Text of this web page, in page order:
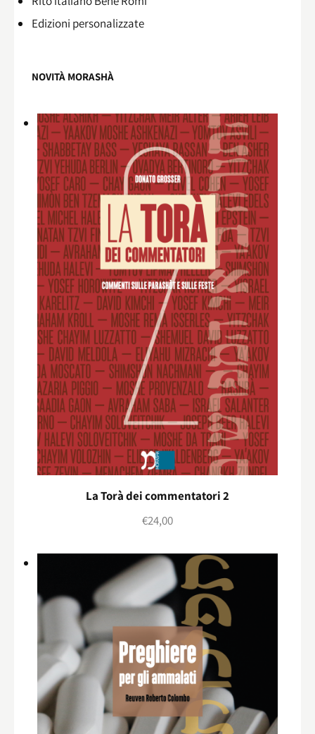
Edizioni personalizzate
NOVITÀ MORASHÀ
La Torà dei commentatori 2
€24,00